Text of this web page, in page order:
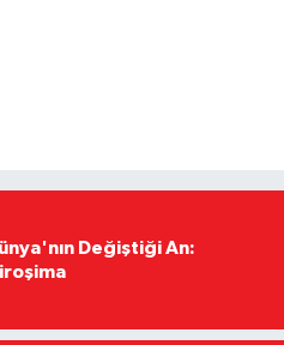
Değiştiği An: